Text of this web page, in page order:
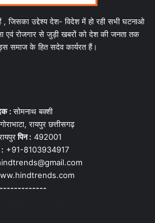
, जिसका उद्देश्य देश- विदेश में हो रही सभी घटनाओ
एवं रोजगार से जुड़ी खबरों को देश की जनता तक
समाज के हित सदेव कार्यरत हैं।
:सोमनाथ बक्शी
रायपुर छत्तीसगढ़
पिन : 492001
+91-8103934917